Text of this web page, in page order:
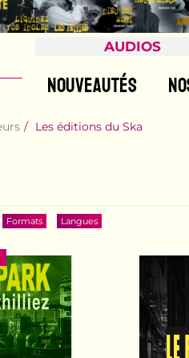
AUDIOS
NOUVEAUTÉS
Les éditions du Ska
Formats Langues